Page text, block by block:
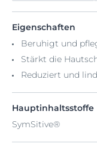
Eigenschaften
Beruhigt und
Stärkt die
Reduziert und
Hauptinhaltsstoffe
SymSitive®